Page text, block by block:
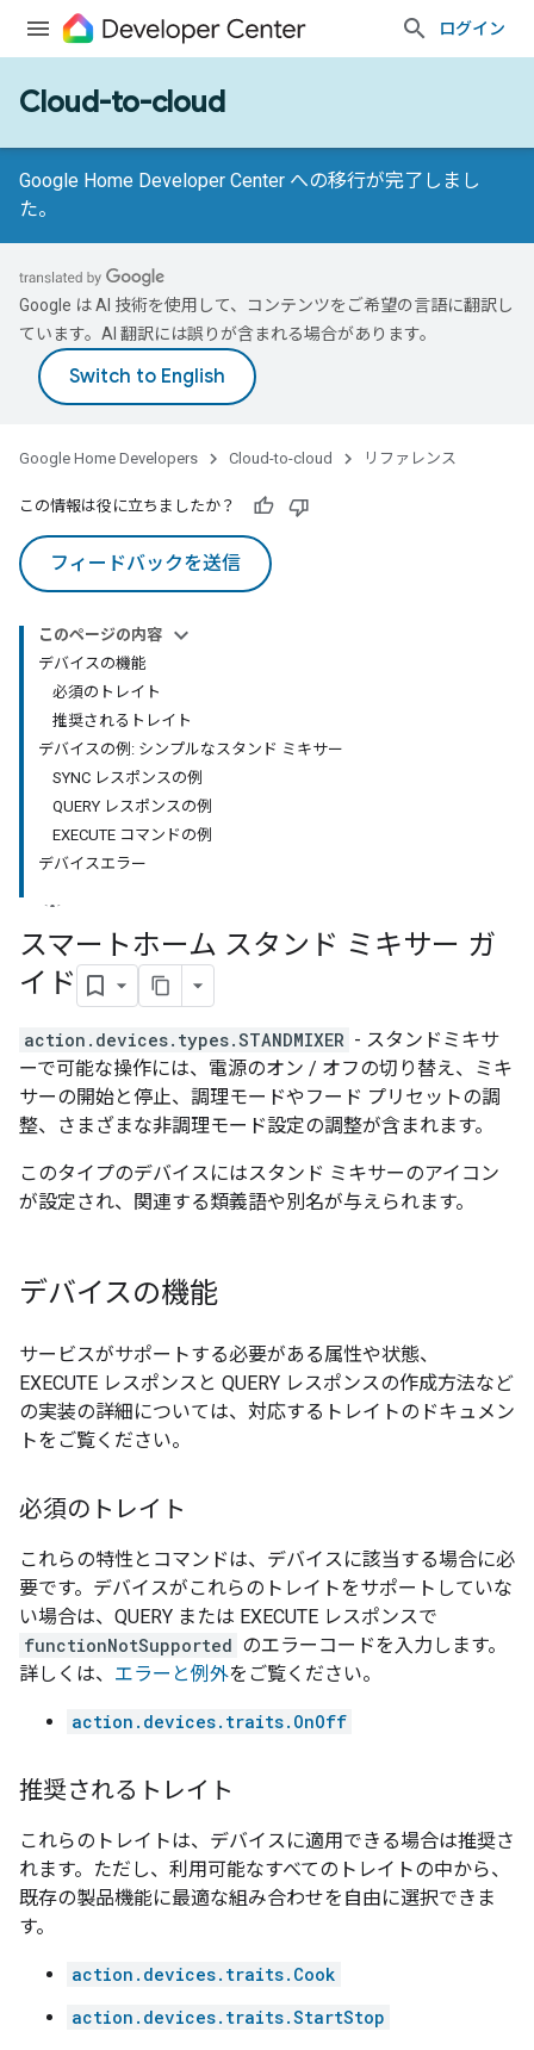
ログイン
Cloud-to-cloud
Google Home Developer Center への移行が完了しまし
た。
Google は AI 技術を使用して、コンテンツをご希望の言語に翻訳し
ています。AI 翻訳には誤りが含まれる場合があります。
Google Home Developers Cloud-to-cloud リファレンス
この情報は役に立ちましたか？
フィードバックを送信
このページの内容
デバイスの機能
必須のトレイト
推奨されるトレイト
デバイスの例: シンプルなスタンド ミキサー
SYNC レスポンスの例
QUERY レスポンスの例
EXECUTE コマンドの例
デバイスエラー
スマートホーム スタンド ミキサー ガ
イド
action.devices.types.STANDMIXER - スタンドミキサ
ーで可能な操作には、電源のオン / オフの切り替え、ミキ
サーの開始と停止、調理モードやフード プリセットの調
整、さまざまな非調理モード設定の調整が含まれます。
このタイプのデバイスにはスタンド ミキサーのアイコン
が設定され、関連する類義語や別名が与えられます。
デバイスの機能
サービスがサポートする必要がある属性や状態、
EXECUTE レスポンスと QUERY レスポンスの作成方法など
の実装の詳細については、対応するトレイトのドキュメン
トをご覧ください。
必須のトレイト
これらの特性とコマンドは、デバイスに該当する場合に必
要です。デバイスがこれらのトレイトをサポートしていな
い場合は、QUERY または EXECUTE レスポンスで
functionNotSupported のエラーコードを入力します。
詳しくは、 エラーと例外をご覧ください。
action.devices.traits.OnOff
推奨されるトレイト
これらのトレイトは、デバイスに適用できる場合は推奨さ
れます。ただし、利用可能なすべてのトレイトの中から、
既存の製品機能に最適な組み合わせを自由に選択できま
す。
action.devices.traits.Cook
action.devices.traits.StartStop